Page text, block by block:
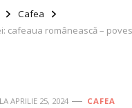
Cafea
cafeaua românească –
APRILIE 25, 2024 CAFEA